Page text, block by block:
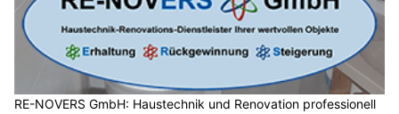
RE-NOVERS GmbH: Haustechnik und Renovation professionell